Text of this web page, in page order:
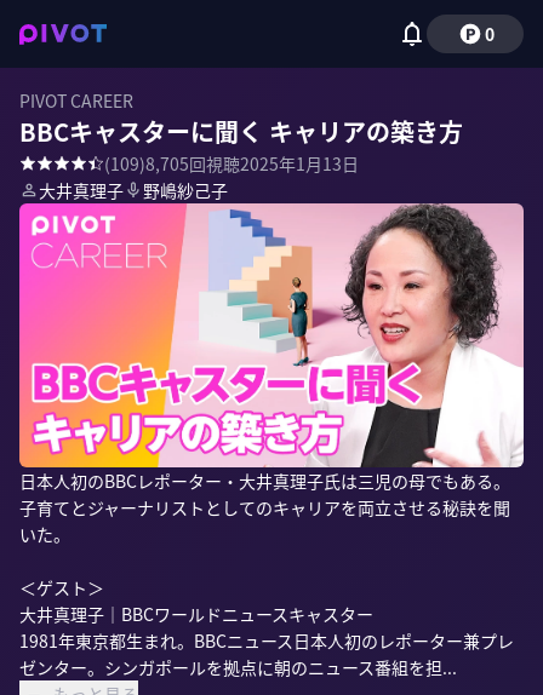
0
PIVOT CAREER
BBCキャスターに聞く キャリアの築き方
(109)8,705回視聴2025年1月13日
大井真理子
野嶋紗己子
日本人初のBBCレポーター・大井真理子氏は三児の母でもある。
子育てとジャーナリストとしてのキャリアを両立させる秘訣を聞
いた。
＜ゲスト＞
大井真理子｜BBCワールドニュースキャスター
1981年東京都生まれ。BBCニュース日本人初のレポーター兼プレ
ゼンター。シンガポールを拠点に朝のニュース番組を担...